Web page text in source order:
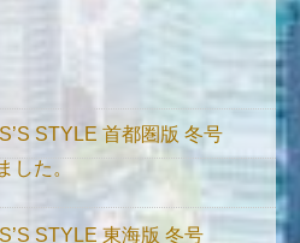
STYLE 首都圏版 冬号
した。
STYLE 東海版 冬号